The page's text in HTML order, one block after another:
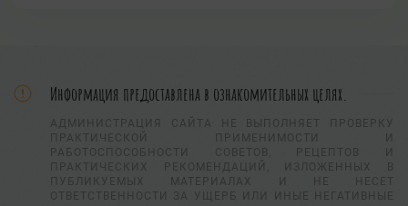
Информация предоставлена в ознакомительных целях.
АДМИНИСТРАЦИЯ САЙТА НЕ ВЫПОЛНЯЕТ ПРОВЕРКУ
ПРАКТИЧЕСКОЙ ПРИМЕНИМОСТИ И
РАБОТОСПОСОБНОСТИ СОВЕТОВ, РЕЦЕПТОВ И
ПРАКТИЧЕСКИХ РЕКОМЕНДАЦИЙ, ИЗЛОЖЕННЫХ В
ПУБЛИКУЕМЫХ МАТЕРИАЛАХ И НЕ НЕСЕТ
ОТВЕТСТВЕННОСТИ ЗА УЩЕРБ ИЛИ ИНЫЕ НЕГАТИВНЫЕ